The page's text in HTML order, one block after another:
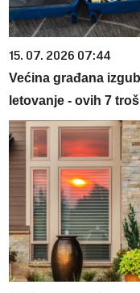
15. 07. 2026 07:44
Većina građana
letovanje - ovih 7